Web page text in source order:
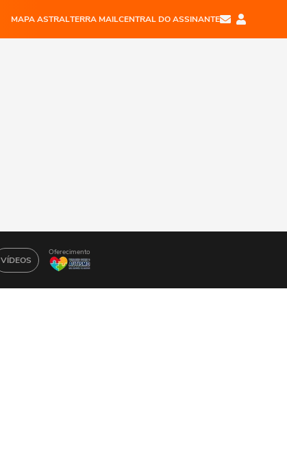
MAPA ASTRALTERRA MAILCENTRAL DO ASSINANTE
VÍDEOS
Oferecimento